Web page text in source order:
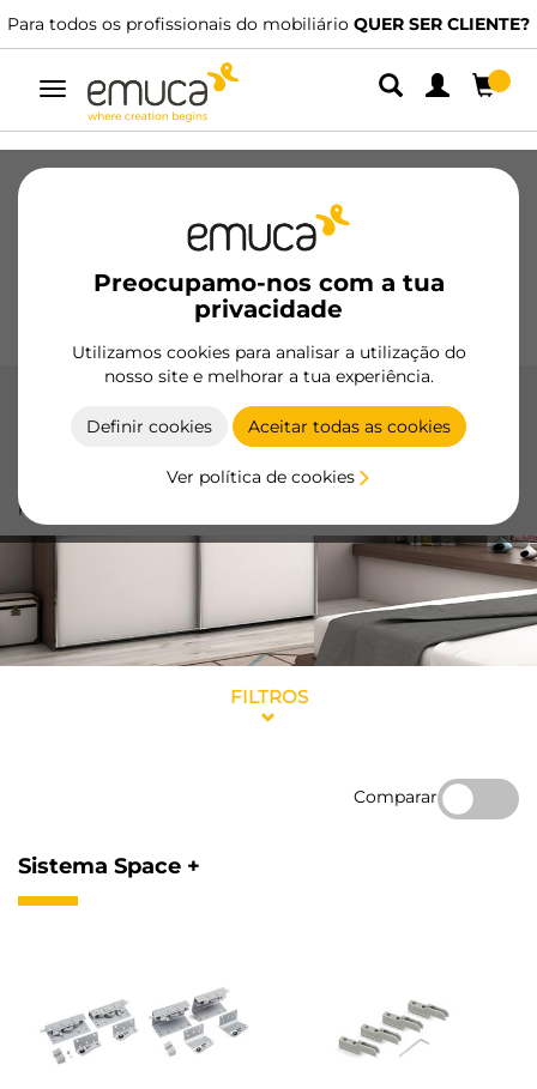
Para todos os profissionais do mobiliário QUER SER CLIENTE?
Alternar
navegação
Preocupamo-nos com a tua
privacidade
Utilizamos cookies para analisar a utilização do
nosso site e melhorar a tua experiência.
Definir cookies Aceitar todas as cookies
Ver política de cookies
Dobradiças
Cozinha Montagem
Puxadores Bases Expositores
Space +
silencioso, ideal para portas de correr de até 50 kg, com
perfis de alumínio e opções de fechamento suave.
FILTROS
Comparar
Sistema Space +